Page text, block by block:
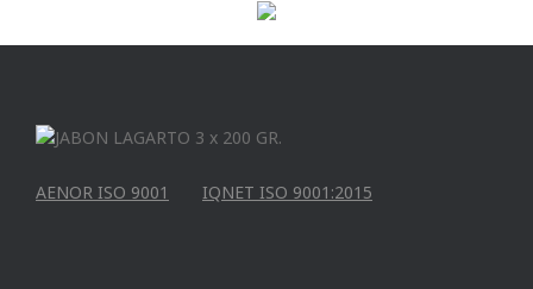
AENOR ISO 9001 IQNET ISO 9001:2015